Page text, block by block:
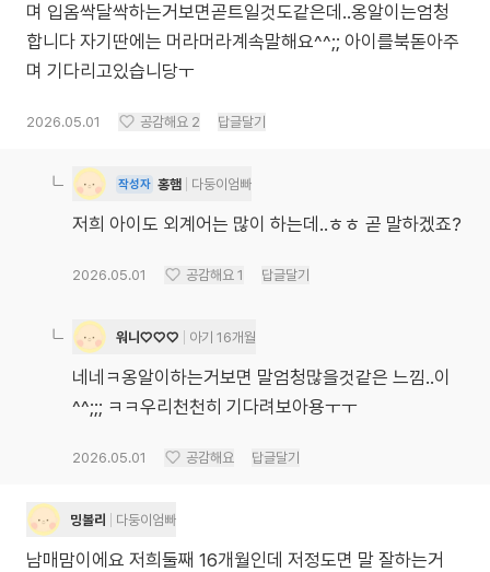
며 입옴싹달싹하는거보면곧트일것도같은데..옹알이는엄청
합니다 자기딴에는 머라머라계속말해요^^;; 아이를북돋아주
며 기다리고있습니당ㅜ
2026.05.01 공감해요 2 답글달기
작성자 홍햄 다둥이엄빠
저희 아이도 외계어는 많이 하는데..ㅎㅎ 곧 말하겠죠?
2026.05.01 공감해요 1 답글달기
워니♡♡♡ 아기 16개월
네네ㅋ옹알이하는거보면 말엄청많을것같은 느낌..이
^^;;; ㅋㅋ우리천천히 기다려보아용ㅜㅜ
2026.05.01 공감해요 답글달기
밍볼리 다둥이엄빠
남매맘이에요 저희둘째 16개월인데 저정도면 말 잘하는거